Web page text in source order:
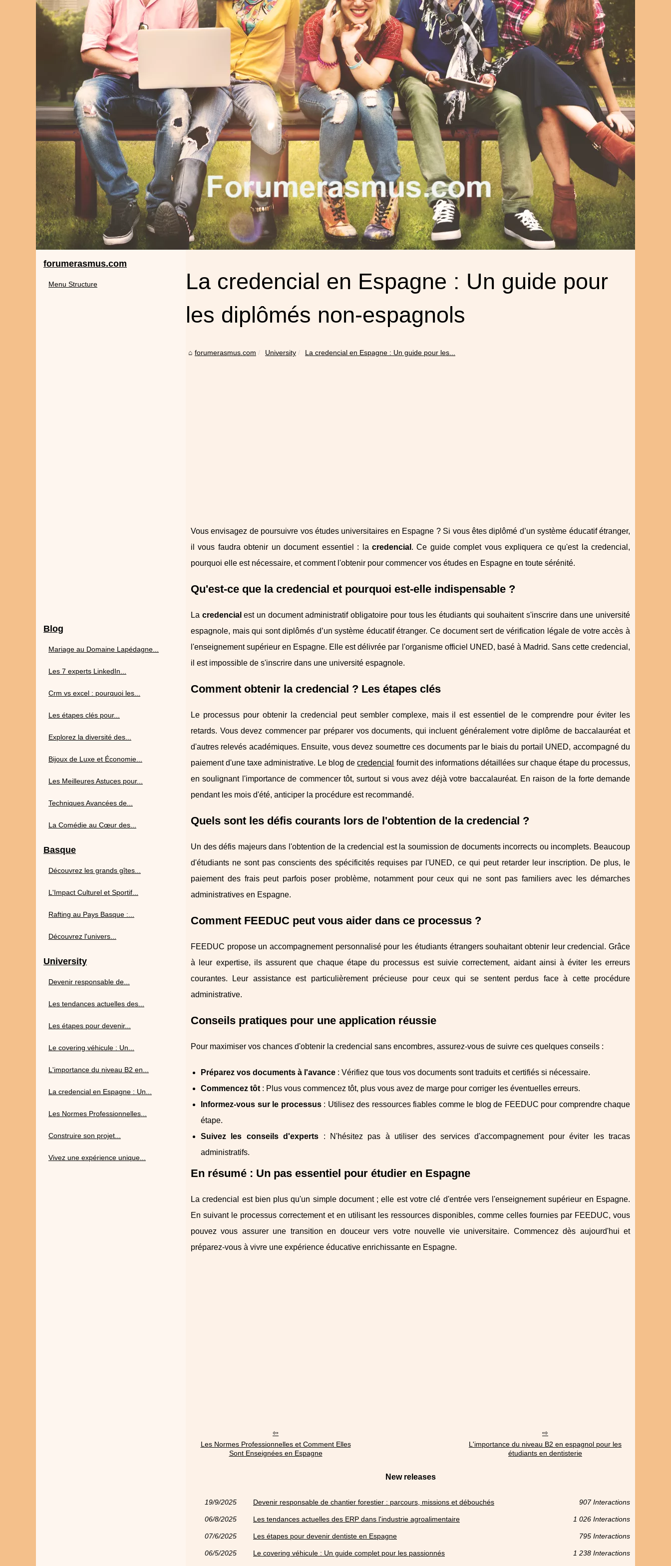
La credencial en Espagne : Un guide pour
les diplômés non-espagnols
forumerasmus.com University La credencial en Espagne : Un guide pour les...
Vous envisagez de poursuivre vos études universitaires en Espagne ? Si vous êtes diplômé d’un système éducatif étranger,
il vous faudra obtenir un document essentiel : la credencial . Ce guide complet vous expliquera ce qu'est la credencial,
pourquoi elle est nécessaire, et comment l'obtenir pour commencer vos études en Espagne en toute sérénité.
Qu'est-ce que la credencial et pourquoi est-elle indispensable ?
La credencial est un document administratif obligatoire pour tous les étudiants qui souhaitent s'inscrire dans une université
espagnole, mais qui sont diplômés d’un système éducatif étranger. Ce document sert de vérification légale de votre accès à
l'enseignement supérieur en Espagne. Elle est délivrée par l'organisme officiel UNED, basé à Madrid. Sans cette credencial,
il est impossible de s'inscrire dans une université espagnole.
Comment obtenir la credencial ? Les étapes clés
Le processus pour obtenir la credencial peut sembler complexe, mais il est essentiel de le comprendre pour éviter les
retards. Vous devez commencer par préparer vos documents, qui incluent généralement votre diplôme de baccalauréat et
d'autres relevés académiques. Ensuite, vous devez soumettre ces documents par le biais du portail UNED, accompagné du
paiement d'une taxe administrative. Le blog decredencial fournit des informations détaillées sur chaque étape du processus,
en soulignant l'importance de commencer tôt, surtout si vous avez déjà votre baccalauréat. En raison de la forte demande
pendant les mois d'été, anticiper la procédure est recommandé.
Quels sont les défis courants lors de l'obtention de la credencial ?
Un des défis majeurs dans l'obtention de la credencial est la soumission de documents incorrects ou incomplets. Beaucoup
d'étudiants ne sont pas conscients des spécificités requises par l'UNED, ce qui peut retarder leur inscription. De plus, le
paiement des frais peut parfois poser problème, notamment pour ceux qui ne sont pas familiers avec les démarches
administratives en Espagne.
Comment FEEDUC peut vous aider dans ce processus ?
FEEDUC propose un accompagnement personnalisé pour les étudiants étrangers souhaitant obtenir leur credencial. Grâce
à leur expertise, ils assurent que chaque étape du processus est suivie correctement, aidant ainsi à éviter les erreurs
courantes. Leur assistance est particulièrement précieuse pour ceux qui se sentent perdus face à cette procédure
administrative.
Conseils pratiques pour une application réussie
Pour maximiser vos chances d'obtenir la credencial sans encombres, assurez-vous de suivre ces quelques conseils :
Préparez vos documents à l'avance : Vérifiez que tous vos documents sont traduits et certifiés si nécessaire.
Commencez tôt : Plus vous commencez tôt, plus vous avez de marge pour corriger les éventuelles erreurs.
Informez-vous sur le processus: Utilisez des ressources fiables comme le blog de FEEDUC pour comprendre chaque
étape.
Suivez les conseils d'experts : N'hésitez pas à utiliser des services d'accompagnement pour éviter les tracas
administratifs.
En résumé : Un pas essentiel pour étudier en Espagne
La credencial est bien plus qu'un simple document ; elle est votre clé d'entrée vers l'enseignement supérieur en Espagne.
En suivant le processus correctement et en utilisant les ressources disponibles, comme celles fournies par FEEDUC, vous
pouvez vous assurer une transition en douceur vers votre nouvelle vie universitaire. Commencez dès aujourd'hui et
préparez-vous à vivre une expérience éducative enrichissante en Espagne.
Les Normes Professionnelles et Comment Elles
Sont Enseignées en Espagne
L'importance du niveau B2 en espagnol pour les
étudiants en dentisterie
New releases
19/9/2025 Devenir responsable de chantier forestier : parcours, missions et débouchés 907 Interactions
06/8/2025 Les tendances actuelles des ERP dans l'industrie agroalimentaire 1 026 Interactions
07/6/2025 Les étapes pour devenir dentiste en Espagne 795 Interactions
06/5/2025 Le covering véhicule : Un guide complet pour les passionnés 1 238 Interactions
forumerasmus.com
Menu Structure
Blog
Mariage au Domaine Lapédagne...
Les 7 experts LinkedIn...
Crm vs excel : pourquoi les...
Les étapes clés pour...
Explorez la diversité des...
Bijoux de Luxe et Économie...
Les Meilleures Astuces pour...
Techniques Avancées de...
La Comédie au Cœur des...
Basque
Découvrez les grands gîtes...
L'Impact Culturel et Sportif...
Rafting au Pays Basque :...
Découvrez l'univers...
University
Devenir responsable de...
Les tendances actuelles des...
Les étapes pour devenir...
Le covering véhicule : Un...
L'importance du niveau B2 en...
La credencial en Espagne : Un...
Les Normes Professionnelles...
Construire son projet...
Vivez une expérience unique...